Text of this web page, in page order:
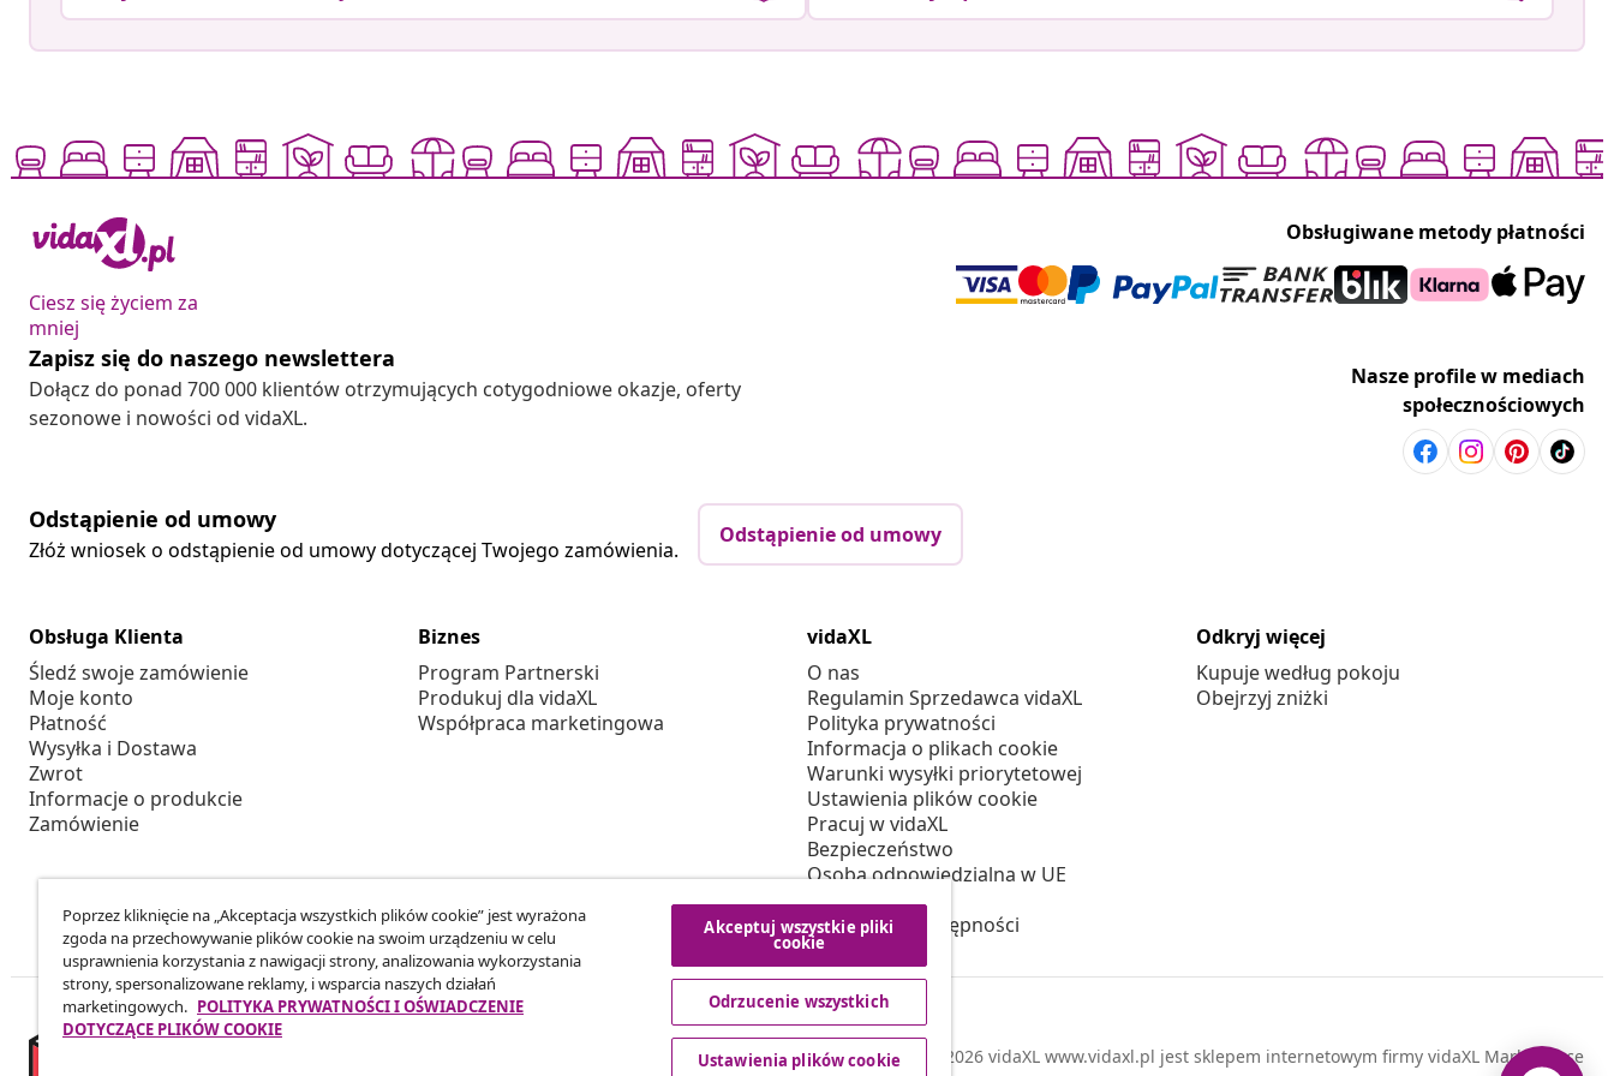
Ciesz się życiem za
mniej
Obsługiwane metody płatności
Zapisz się do naszego newslettera
Dołącz do ponad 700 000 klientów otrzymujących cotygodniowe okazje, oferty
sezonowe i nowości od vidaXL.
Nasze profile w mediach
społecznościowych
Odstąpienie od umowy
Złóż wniosek o odstąpienie od umowy dotyczącej Twojego zamówienia.
Odstąpienie od umowy
Obsługa Klienta
Śledź swoje zamówienie
Moje konto
Płatność
Wysyłka i Dostawa
Zwrot
Informacje o produkcie
Zamówienie
Biznes
Program Partnerski
Produkuj dla vidaXL
Współpraca marketingowa
vidaXL
O nas
Regulamin Sprzedawca vidaXL
Polityka prywatności
Informacja o plikach cookie
Warunki wysyłki priorytetowej
Ustawienia plików cookie
Pracuj w vidaXL
Bezpieczeństwo
Osoba odpowiedzialna w UE
Polityką EPR
Deklaracja dostępności
Odkryj więcej
Kupuje według pokoju
Obejrzyj zniżki
© 2008-2026 vidaXL www.vidaxl.pl jest sklepem internetowym firmy vidaXL Marketplace
Poprzez kliknięcie na „Akceptacja wszystkich plików cookie” jest wyrażona
zgoda na przechowywanie plików cookie na swoim urządzeniu w celu
usprawnienia korzystania z nawigacji strony, analizowania wykorzystania
strony, spersonalizowane reklamy, i wsparcia naszych działań
marketingowych. POLITYKA PRYWATNOŚCI I OŚWIADCZENIE
DOTYCZĄCE PLIKÓW COOKIE
Akceptuj wszystkie pliki
cookie
Odrzucenie wszystkich
Ustawienia plików cookie